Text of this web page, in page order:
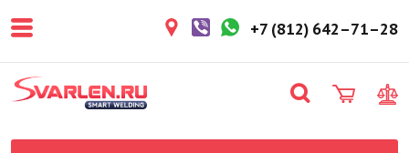
более 3 рабочих дней.
поставки в магазин: 1-2 рабочих
дня.
Данный товар отсутствует на
+7 (812) 642–71–28